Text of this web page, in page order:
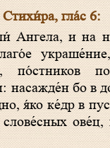
Стихи́ра, гла́с 6:
по́стников
насажде́н бо в
я́ко ке́др в
ове́ц,